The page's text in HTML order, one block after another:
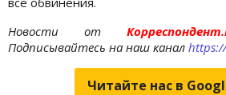
Новости от
Подписывайтесь на наш канал
Читайте нас в